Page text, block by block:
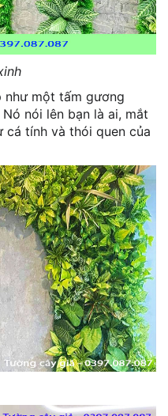
như một tấm gương
nói lên bạn là ai, mắt
tính và thói quen của